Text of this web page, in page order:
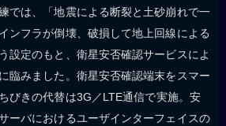
では、「地震による断裂と土砂崩れで一
ンフラが倒壊、破損して地上回線による
設定のもと、衛星安否確認サービスによ
臨みました。衛星安否確認端末をスマー
びきの代替は3G／LTE通信で実施。安
ーバにおけるユーザインターフェイスの